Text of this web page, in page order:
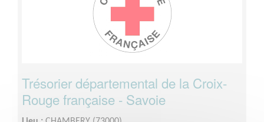
Trésorier départemental de la Croix-
Rouge française - Savoie